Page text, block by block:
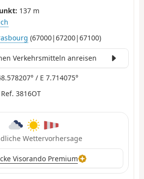
137 m
(67000|67200|67100)
Verkehrsmitteln anreisen
/ E 7.714075°
Ref. 3816OT
Wettervorhersage
Visorando Premium